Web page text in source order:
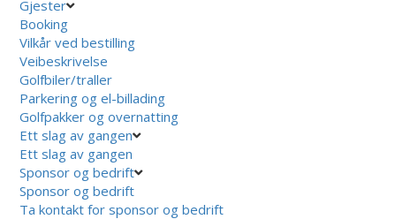
Gjester
Booking
Vilkår ved bestilling
Veibeskrivelse
Golfbiler/traller
Parkering og el-billading
Golfpakker og overnatting
Ett slag av gangen
Ett slag av gangen
Sponsor og bedrift
Sponsor og bedrift
Ta kontakt for sponsor og bedrift